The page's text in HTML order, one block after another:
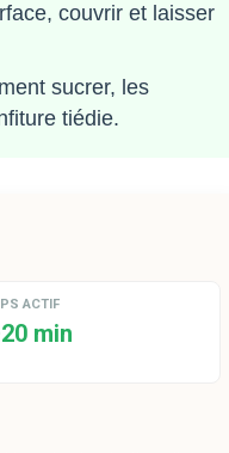
couvrir et laisser
sucrer, les
tiédie.
ACTIF
min